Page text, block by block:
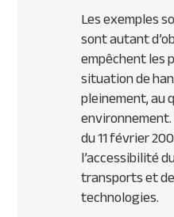
Les exemples
sont autant
empêchent les
situation de
pleinement, au
du 11 février
l’accessibilité
transports et
technologies.